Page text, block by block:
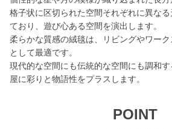
格子状に区切られた空間それぞれに異な
ており、遊び心ある空間を演出します。
柔らかな質感の絨毯は、リビングやワー
として最適です。
現代的な空間にも伝統的な空間にも調和
屋に彩りと物語性をプラスします。
POINT